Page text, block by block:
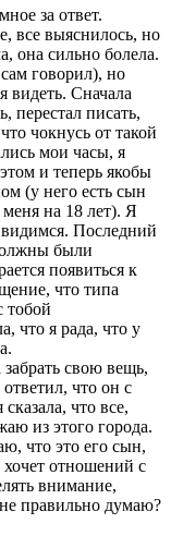
за ответ.
все выяснилось, но
она сильно болела.
говорил), но
видеть. Сначала
перестал писать,
чокнусь от такой
мои часы, я
и теперь якобы
(у него есть сын
на 18 лет). Я
видимся. Последний
были
появиться к
что типа
тобой
что я рада, что у
забрать свою вещь,
что он с
что все,
из этого города.
что это его сын,
хочет отношений с
внимание,
правильно думаю?